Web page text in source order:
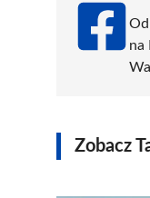
na
Zobacz